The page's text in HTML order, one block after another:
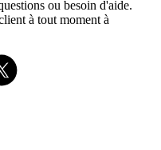
ou besoin d'aide.
à tout moment à